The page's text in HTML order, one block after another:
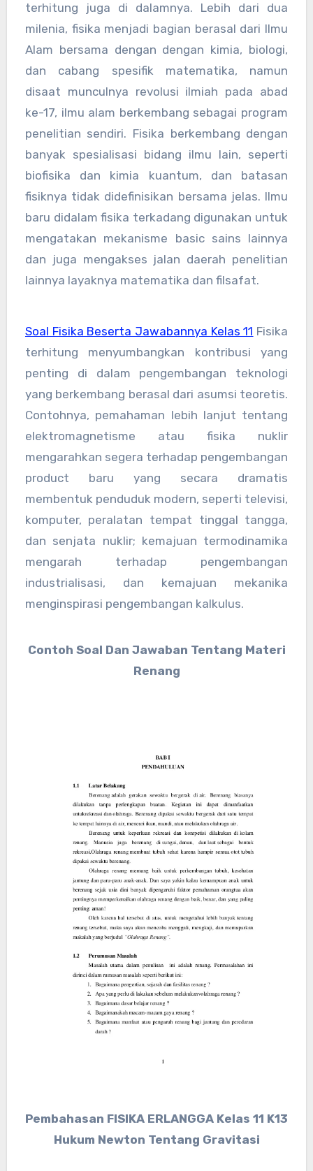
terhitung juga di dalamnya. Lebih dari dua
milenia, fisika menjadi bagian berasal dari Ilmu
Alam bersama dengan dengan kimia, biologi,
dan cabang spesifik matematika, namun
disaat munculnya revolusi ilmiah pada abad
ke-17, ilmu alam berkembang sebagai program
penelitian sendiri. Fisika berkembang dengan
banyak spesialisasi bidang ilmu lain, seperti
biofisika dan kimia kuantum, dan batasan
fisiknya tidak didefinisikan bersama jelas. Ilmu
baru didalam fisika terkadang digunakan untuk
mengatakan mekanisme basic sains lainnya
dan juga mengakses jalan daerah penelitian
lainnya layaknya matematika dan filsafat.
Soal Fisika Beserta Jawabannya Kelas 11 Fisika
terhitung menyumbangkan kontribusi yang
penting di dalam pengembangan teknologi
yang berkembang berasal dari asumsi teoretis.
Contohnya, pemahaman lebih lanjut tentang
elektromagnetisme atau fisika nuklir
mengarahkan segera terhadap pengembangan
product baru yang secara dramatis
membentuk penduduk modern, seperti televisi,
komputer, peralatan tempat tinggal tangga,
dan senjata nuklir; kemajuan termodinamika
mengarah terhadap pengembangan
industrialisasi, dan kemajuan mekanika
menginspirasi pengembangan kalkulus.
Contoh Soal Dan Jawaban Tentang Materi
Renang
Pembahasan FISIKA ERLANGGA Kelas 11 K13
Hukum Newton Tentang Gravitasi